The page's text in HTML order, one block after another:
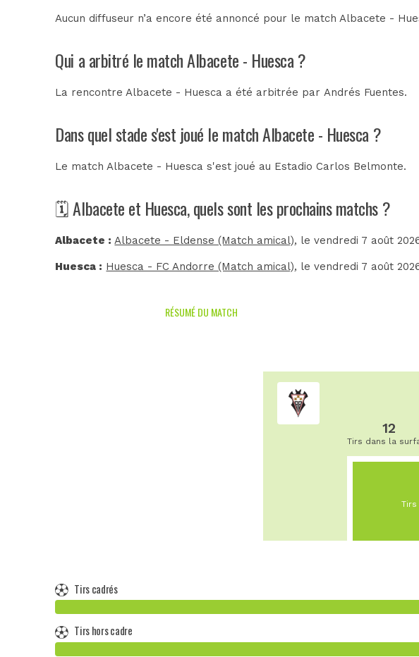
Aucun diffuseur n’a encore été annoncé pour le match Albacete -
Qui a arbitré le match Albacete - Huesca ?
La rencontre Albacete - Huesca a été arbitrée parAndrés Fuentes.
Dans quel stade s'est joué le match Albacete - Huesca ?
Le match Albacete - Huesca s'est joué au Estadio Carlos Belmonte.
🗓️ Albacete et Huesca, quels sont les prochains matchs ?
Albacete : Albacete - Eldense (Match amical), le vendredi 7 août
Huesca : Huesca - FC Andorre (Match amical), le vendredi 7 août
RÉSUMÉ DU MATCH
12
Tirs dans la
Tirs
Tirs cadrés
Tirs hors cadre